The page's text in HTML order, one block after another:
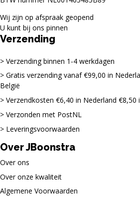
Wij zijn op afspraak geopend
U kunt bij ons pinnen
Verzending
Verzending binnen 1-4 werkdagen
Gratis verzending vanaf €99,00 in
België
Verzendkosten €6,40 in Nederland €8,50
Verzonden met PostNL
Leveringsvoorwaarden
Over JBoonstra
Over ons
Over onze kwaliteit
Algemene Voorwaarden